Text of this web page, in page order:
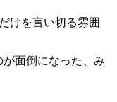
けを言い切る雰囲
面倒になった、み